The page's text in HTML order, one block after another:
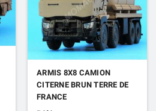
ARMIS 8X8 CAMION
CITERNE BRUN TERRE DE
FRANCE